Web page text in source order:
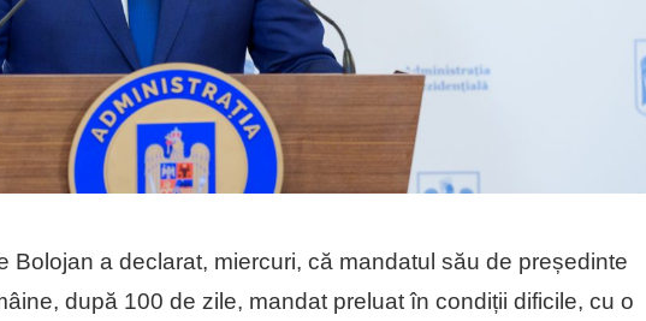
Bolojan a declarat, miercuri, că mandatul său de președinte
după 100 de zile, mandat preluat în condiții dificile, cu o